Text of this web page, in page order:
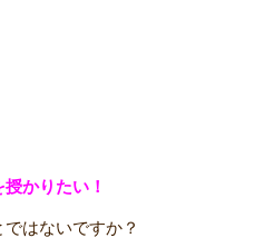
かりたい！
はないですか？